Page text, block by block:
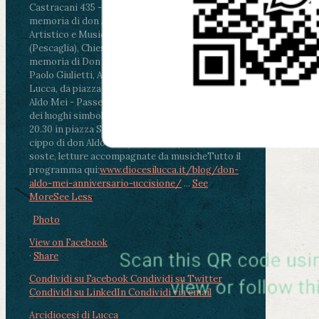
Castracani 435 - Inaugurazione murales in
memoria di don Aldo Mei curato dal Liceo
Artistico e Musicale “Passaglia”
ore 18 - Fiano
(Pescaglia), Chiesa parrocchiale - Messa in
memoria di Don Aldo Mei celebrata da mons.
Paolo Giulietti, Arcivescovo di Lucca
ore 20.30 -
Lucca, da piazza San Michele al Cippo di don
Aldo Mei - Passeggiata della Memoria in alcuni
dei luoghi simbolo della città. Ritrovo alle ore
20.30 in piazza San Michele con conclusione al
cippo di don Aldo Mei (Porta Elisa). Durante le
soste, letture accompagnate da musicheTutto il
programma qui:www.diocesilucca.it/blog/don-
aldo-mei-anniversario-uccisione/ ... See
MoreSee Less
Photo
View on Facebook
· Share
Condividi su FacebookCondividi su Twitter
Condividi su LinkedInCondividi via email
Arcidiocesi di Lucca